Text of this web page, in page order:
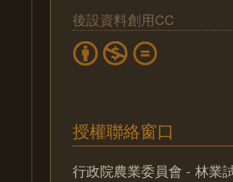
後設資料創用CC
授權聯絡窗口
行政院農業委員會 - 林業